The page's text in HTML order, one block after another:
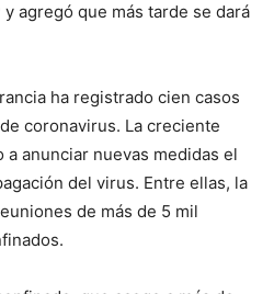
agregó que más tarde se dará
ha registrado cien casos
coronavirus. La creciente
anunciar nuevas medidas el
del virus. Entre ellas, la
de más de 5 mil